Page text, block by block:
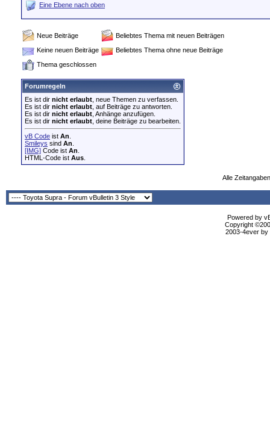
Eine Ebene nach oben
Neue Beiträge
Beliebtes Thema mit neuen Beiträgen
Keine neuen Beiträge
Beliebtes Thema ohne neue Beiträge
Thema geschlossen
Forumregeln
Es ist dir nicht erlaubt , neue Themen zu verfassen.
Es ist dir nicht erlaubt , auf Beiträge zu antworten.
Es ist dir nicht erlaubt , Anhänge anzufügen.
Es ist dir nicht erlaubt , deine Beiträge zu bearbeiten.
vB Code ist An
Smileys sind An
[IMG] Code ist An
HTML-Code ist Aus
Alle
Powered by
Copyright
2003-4ever by